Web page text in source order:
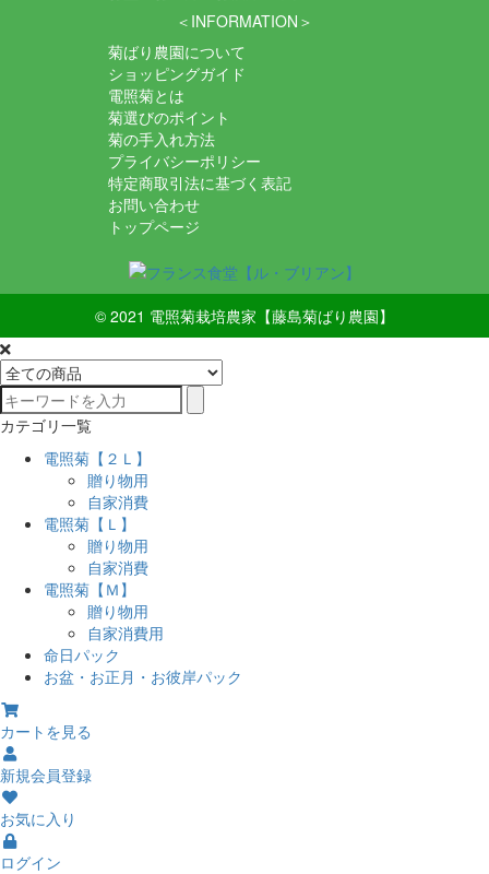
＜INFORMATION＞
菊ばり農園について
ショッピングガイド
電照菊とは
菊選びのポイント
菊の手入れ方法
プライバシーポリシー
特定商取引法に基づく表記
お問い合わせ
トップページ
© 2021 電照菊栽培農家【藤島菊ばり農園】
カテゴリ一覧
電照菊【２Ｌ】
贈り物用
自家消費
電照菊【Ｌ】
贈り物用
自家消費
電照菊【Ｍ】
贈り物用
自家消費用
命日パック
お盆・お正月・お彼岸パック
カートを見る
新規会員登録
お気に入り
ログイン